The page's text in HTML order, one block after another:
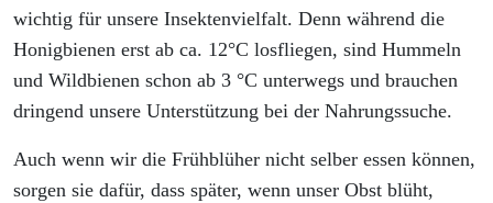
wichtig für unsere Insektenvielfalt. Denn während die
Honigbienen erst ab ca. 12°C losfliegen, sind Hummeln
und Wildbienen schon ab 3 °C unterwegs und brauchen
dringend unsere Unterstützung bei der Nahrungssuche.
Auch wenn wir die Frühblüher nicht selber essen können,
sorgen sie dafür, dass später, wenn unser Obst blüht,